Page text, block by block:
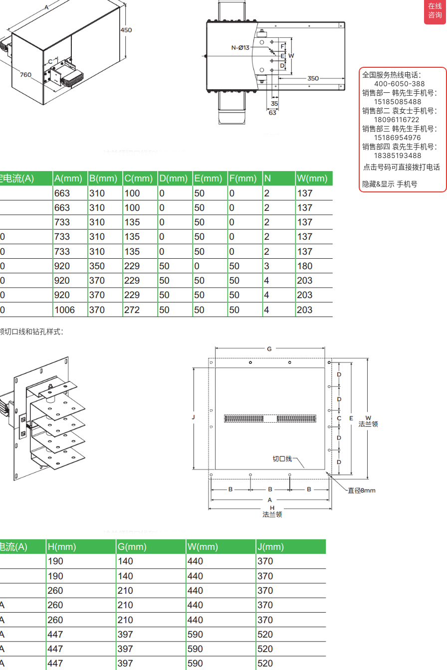
切口线和钻孔样式：
全国服务热线电话：
400-6050-388
销售部一 韩先生手机号：
15185085488
销售部二 袁女士手机号：
18096116722
销售部三 韩先生手机号：
15186954976
销售部四 袁先生手机号：
18385193488
点击号码可直接拨打电话
隐藏&显示 手机号